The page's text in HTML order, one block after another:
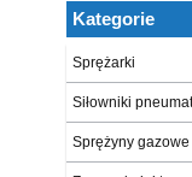
Kategorie
Sprężarki
Siłowniki
Sprężyny gazowe